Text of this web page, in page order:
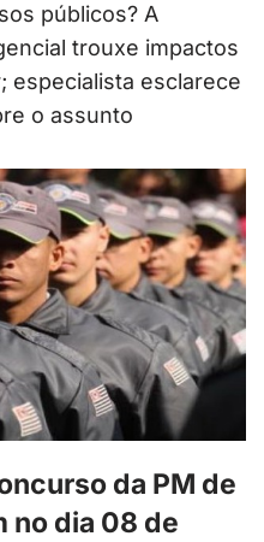
públicos? A
trouxe impactos
especialista esclarece
o assunto
da PM de
no dia 08 de